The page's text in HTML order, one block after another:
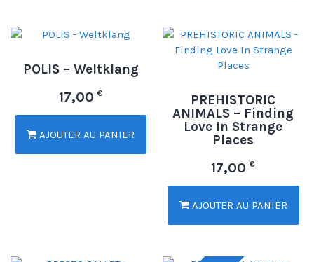
POLIS – Weltklang
17,00 €
AJOUTER AU PANIER
PREHISTORIC
ANIMALS – Finding
Love In Strange
Places
17,00€
AJOUTER AU PANIER